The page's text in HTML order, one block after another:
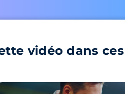
vidéo dans